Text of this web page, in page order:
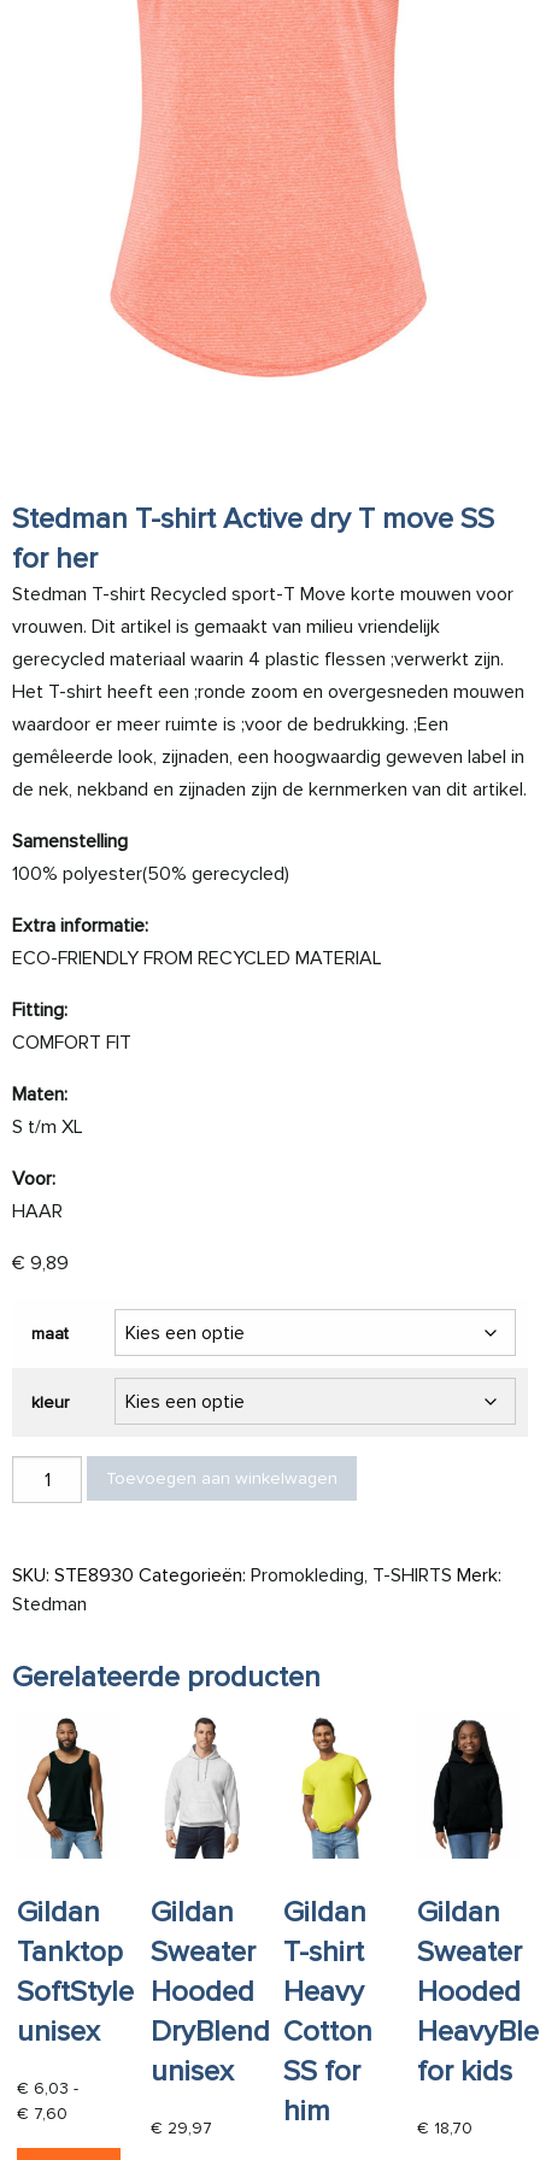
Stedman T-shirt Active dry T move SS
for her
Stedman T-shirt Recycled sport-T Move korte mouwen voor
vrouwen. Dit artikel is gemaakt van milieu vriendelijk
gerecycled materiaal waarin 4 plastic flessen ;verwerkt zijn.
Het T-shirt heeft een ;ronde zoom en overgesneden mouwen
waardoor er meer ruimte is ;voor de bedrukking. ;Een
gemêleerde look, zijnaden, een hoogwaardig geweven label in
de nek, nekband en zijnaden zijn de kernmerken van dit artikel.
Samenstelling
100% polyester(50% gerecycled)
Extra informatie:
ECO-FRIENDLY FROM RECYCLED MATERIAL
Fitting:
COMFORT FIT
Maten:
S t/m XL
Voor:
HAAR
€ 9,89
maat
kleur
Stedman T-shirt Active dry T move SS for her aantal
Toevoegen aan winkelwagen
SKU: STE8930 Categorieën: Promokleding, T-SHIRTS Merk:
Stedman
Gerelateerde producten
Gildan
Tanktop
SoftStyle
unisex
€ 6,03 -
€ 7,60
Dit product heeft meerdere variaties. Deze optie
Gildan
Sweater
Hooded
DryBlend
unisex
€ 29,97
Gildan
T-shirt
Heavy
Cotton
SS for
him
Gildan
Sweater
Hooded
for kids
€ 18,70